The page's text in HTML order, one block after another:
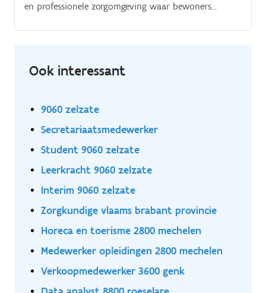
en professionele zorgomgeving waar bewoners
zorgkundige. Als zorgkundige bij WZC Zilverbos ben je
veel meer dan een uitvoerder van zorgtaken.
Ook interessant
9060 zelzate
Secretariaatsmedewerker
Student 9060 zelzate
Leerkracht 9060 zelzate
Interim 9060 zelzate
Zorgkundige vlaams brabant provincie
Horeca en toerisme 2800 mechelen
Medewerker opleidingen 2800 mechelen
Verkoopmedewerker 3600 genk